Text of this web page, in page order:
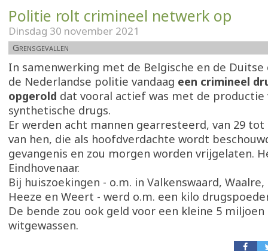
Politie rolt crimineel netwerk op
Dinsdag 30 november 2021
Grensgevallen
In samenwerking met de Belgische en de
de Nederlandse politie vandaag een crimineel
opgerold dat vooral actief was met de productie
synthetische drugs.
Er werden acht mannen gearresteerd, van 29 tot
van hen, die als hoofdverdachte wordt
gevangenis en zou morgen worden vrijgelaten.
Eindhovenaar.
Bij huiszoekingen - o.m. in Valkenswaard, Waalre,
Heeze en Weert - werd o.m. een kilo
De bende zou ook geld voor een kleine 5
witgewassen.